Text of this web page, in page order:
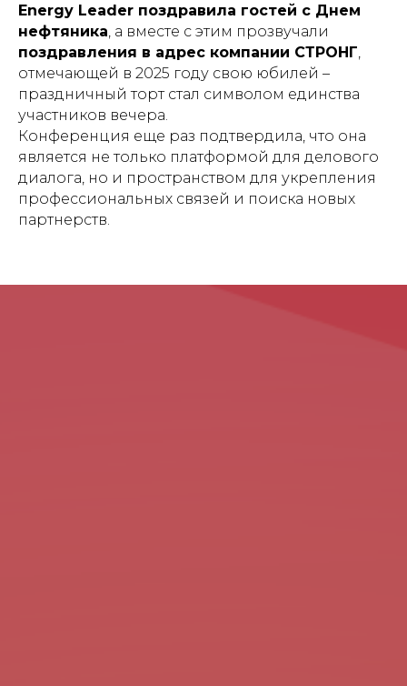
Energy Leader поздравила гостей с Днем
нефтяника , а вместе с этим прозвучали
поздравления в адрес компании СТРОНГ
отмечающей в 2025 году свою юбилей –
праздничный торт стал символом единства
участников вечера.
Конференция еще раз подтвердила, что она
является не только платформой для делового
диалога, но и пространством для укрепления
профессиональных связей и поиска новых
партнерств.